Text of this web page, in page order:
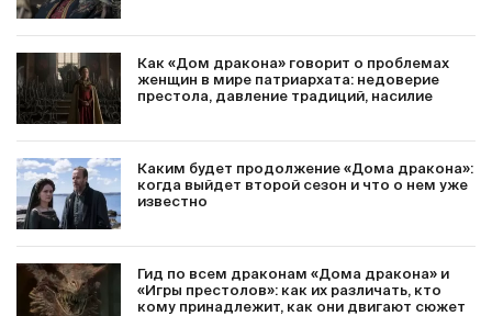
Как «Дом дракона» говорит о проблемах
женщин в мире патриархата: недоверие
престола, давление традиций, насилие
Каким будет продолжение «Дома дракона»:
когда выйдет второй сезон и что о нем уже
известно
Гид по всем драконам «Дома дракона» и
«Игры престолов»: как их различать, кто
кому принадлежит, как они двигают сюжет